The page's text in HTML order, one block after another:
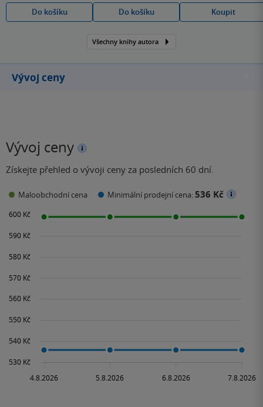
Do košíku
Do košíku
Koupit
Všechny knihy autora
Vývoj ceny
Vývoj ceny
Získejte přehled o vývoji ceny za posledních 60 dní.
Maloobchodní cena Minimální prodejní cena:536 Kč